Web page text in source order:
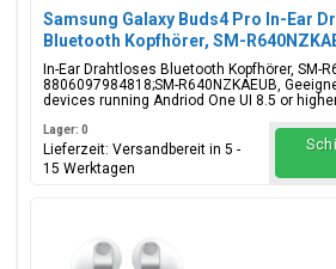
Samsung Galaxy Buds4 Pro In-Ear
Bluetooth Kopfhörer, SM-
In-Ear Drahtloses Bluetooth Kopfhörer, SM-
8806097984818;SM-R640NZKAEUB,
devices running Andriod One UI 8.5 or
Lager: 0
Lieferzeit: Versandbereit in 5 -
15 Werktagen